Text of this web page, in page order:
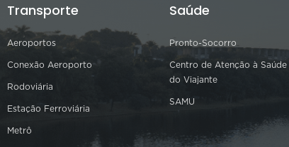
Transporte
Aeroportos
Conexão Aeroporto
Rodoviária
Estação Ferroviária
Metrô
Saúde
Pronto-Socorro
Centro de Atenção à Saúde
do Viajante
SAMU